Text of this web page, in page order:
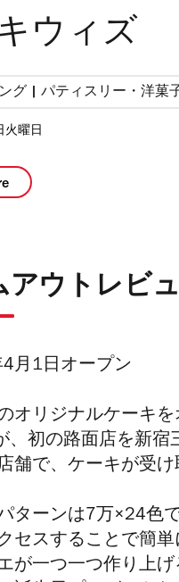
ウィズ
グ | パティスリー・洋菓
火曜日
アウトレビ
月1日オープン
オリジナルケーキ
、初の路面店を新宿
舗で、ケーキが受け
ターンは7万×24色
セスすることで簡
が一つ一つ作り上